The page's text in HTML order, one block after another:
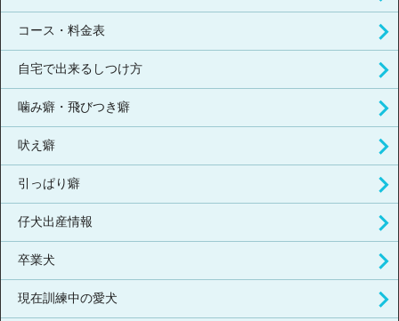
コース・料金表
自宅で出来るしつけ方
噛み癖・飛びつき癖
吠え癖
引っぱり癖
仔犬出産情報
卒業犬
現在訓練中の愛犬